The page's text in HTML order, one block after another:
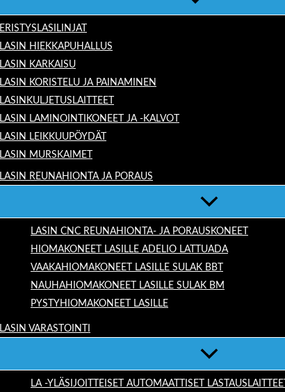
ERISTYSLASILINJAT
LASIN HIEKKAPUHALLUS
LASIN KARKAISU
LASIN KORISTELU JA PAINAMINEN
LASINKULJETUSLAITTEET
LASIN LAMINOINTIKONEET JA -KALVOT
LASIN LEIKKUUPÖYDÄT
LASIN MURSKAIMET
LASIN REUNAHIONTA JA PORAUS
LASIN CNC REUNAHIONTA- JA PORAUSKONEET
HIOMAKONEET LASILLE ADELIO LATTUADA
VAAKAHIOMAKONEET LASILLE SULAK BBT
NAUHAHIOMAKONEET LASILLE SULAK BM
PYSTYHIOMAKONEET LASILLE
LASIN VARASTOINTI
LA -YLÄSIJOITTEISET AUTOMAATTISET LASTAUSLAITTEET